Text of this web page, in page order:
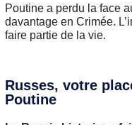
Poutine a perdu la face
davantage en Crimée.
faire partie de la vie.
Russes, votre
Poutine